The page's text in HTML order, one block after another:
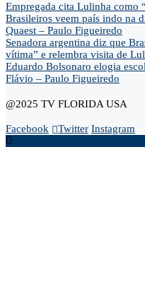
Empregada cita Lulinha como
Brasileiros veem país indo na
Quaest – Paulo Figueiredo
Senadora argentina diz que
vítima” e relembra visita de
Eduardo Bolsonaro elogia
Flávio – Paulo Figueiredo
@2025 TV FLORIDA USA
Facebook Twitter Instagram